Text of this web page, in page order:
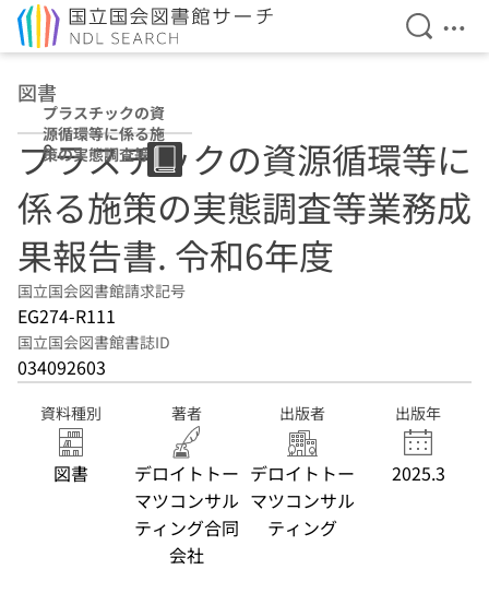
検索を
メ
図書
プラスチックの資
源循環等に係る施
策の実態調査等業
務成果報告書 令
和6年度
プラスチックの資源循環等に
係る施策の実態調査等業務成
果報告書. 令和6年度
国立国会図書館請求記号
EG274-R111
国立国会図書館書誌ID
034092603
資料種別
図書
著者
デロイトトー
マツコンサル
ティング合同
会社
出版者
デロイトトー
マツコンサル
ティング
出版年
2025.3